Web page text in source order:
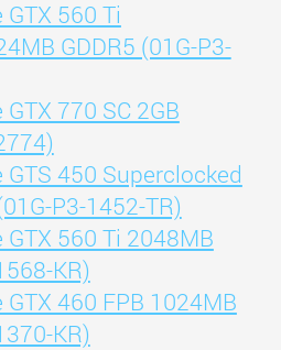
GTX 560 Ti
GDDR5 (01G-P3-
GTX 770 SC 2GB
GTS 450 Superclocked
P3-1452-TR)
GTX 560 Ti 2048MB
KR)
GTX 460 FPB 1024MB
KR)